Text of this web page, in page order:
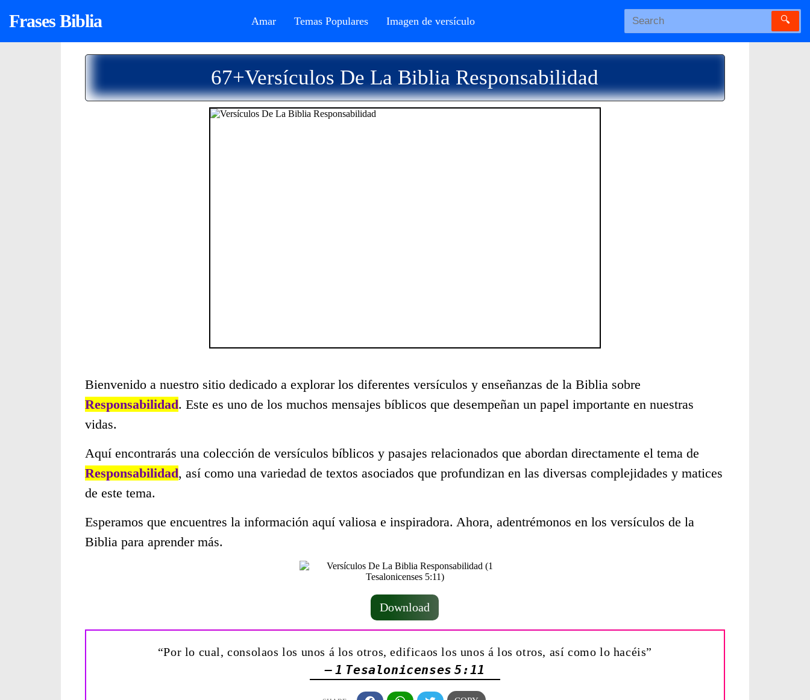
Frases Biblia Amar Temas Populares Imagen de versículo 🔍
67+Versículos De La Biblia Responsabilidad
Bienvenido a nuestro sitio dedicado a explorar los diferentes versículos y enseñanzas de la Biblia sobre
Responsabilidad. Este es uno de los muchos mensajes bíblicos que desempeñan un papel importante en nuestras
vidas.
Aquí encontrarás una colección de versículos bíblicos y pasajes relacionados que abordan directamente el tema de
Responsabilidad, así como una variedad de textos asociados que profundizan en las diversas complejidades y matices
de este tema.
Esperamos que encuentres la información aquí valiosa e inspiradora. Ahora, adentrémonos en los versículos de la
Biblia para aprender más.
Download
“Por lo cual, consolaos los unos á los otros, edificaos los unos á los otros, así como lo hacéis”
— 1 Tesalonicenses 5:11